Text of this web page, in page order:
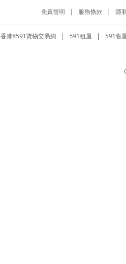
免責聲明 | 服務條款 | 隱
香港8591寶物交易網 | 591租屋 | 591售